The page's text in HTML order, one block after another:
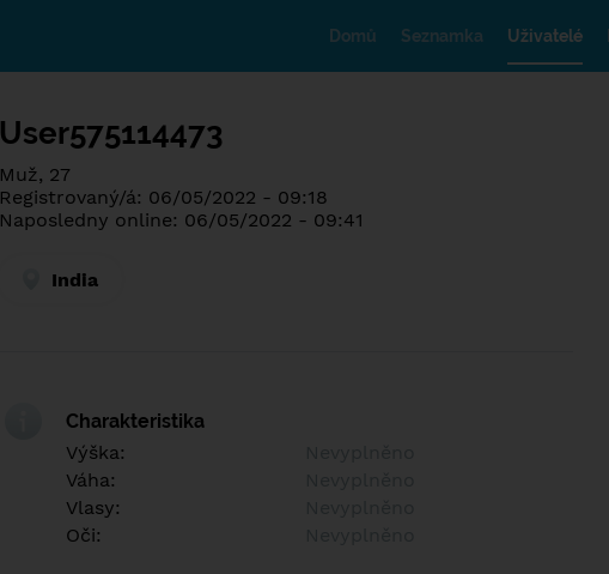
Domů Seznamka Uživatelé
User575114473
Muž, 27
Registrovaný/á: 06/05/2022 - 09:18
Naposledny online: 06/05/2022 - 09:41
India
Charakteristika
Výška:
Váha:
Vlasy:
Oči: